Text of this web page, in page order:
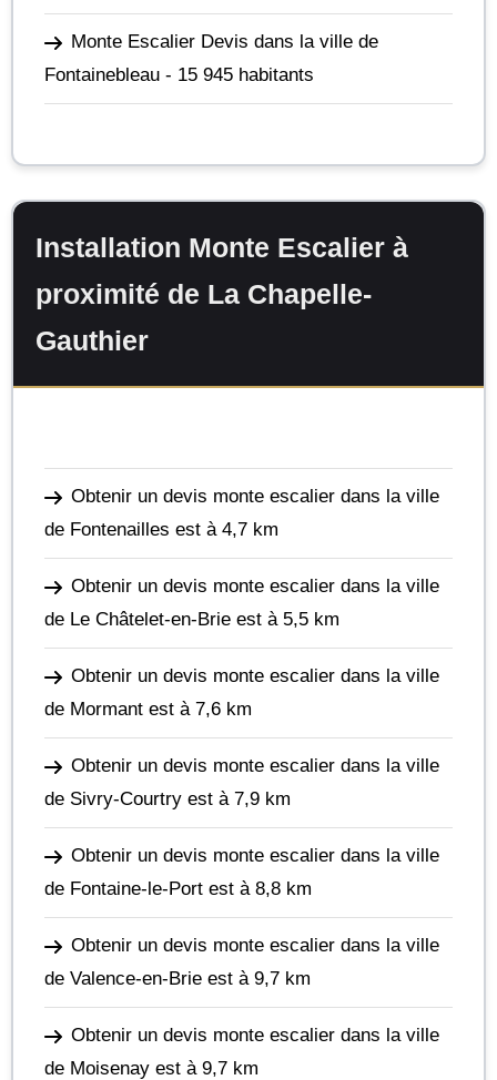
Monte Escalier Devis dans la ville de
Fontainebleau - 15 945 habitants
Installation Monte Escalier à
proximité de La Chapelle-
Gauthier
Obtenir un devis monte escalier dans la ville
de Fontenailles est à 4,7 km
Obtenir un devis monte escalier dans la ville
de Le Châtelet-en-Brie est à 5,5 km
Obtenir un devis monte escalier dans la ville
de Mormant est à 7,6 km
Obtenir un devis monte escalier dans la ville
de Sivry-Courtry est à 7,9 km
Obtenir un devis monte escalier dans la ville
de Fontaine-le-Port est à 8,8 km
Obtenir un devis monte escalier dans la ville
de Valence-en-Brie est à 9,7 km
Obtenir un devis monte escalier dans la ville
de Moisenay est à 9,7 km